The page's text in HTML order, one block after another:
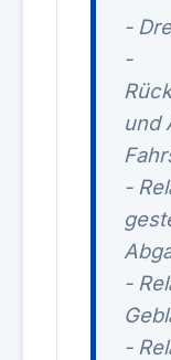
-
-
und
-
-
-